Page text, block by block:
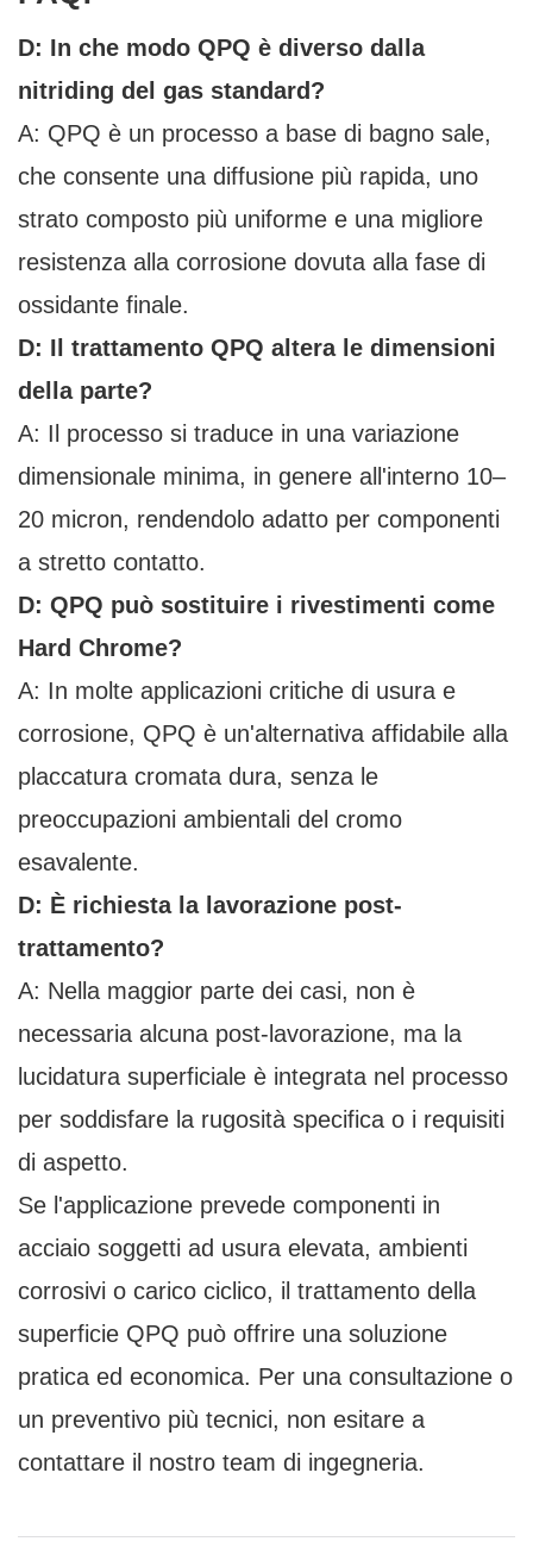
D: In che modo QPQ è diverso dalla
nitriding del gas standard?
A: QPQ è un processo a base di bagno sale,
che consente una diffusione più rapida, uno
strato composto più uniforme e una migliore
resistenza alla corrosione dovuta alla fase di
ossidante finale.
D: Il trattamento QPQ altera le dimensioni
della parte?
A: Il processo si traduce in una variazione
dimensionale minima, in genere all'interno 10–
20 micron, rendendolo adatto per componenti
a stretto contatto.
D: QPQ può sostituire i rivestimenti come
Hard Chrome?
A: In molte applicazioni critiche di usura e
corrosione, QPQ è un'alternativa affidabile alla
placcatura cromata dura, senza le
preoccupazioni ambientali del cromo
esavalente.
D: È richiesta la lavorazione post-
trattamento?
A: Nella maggior parte dei casi, non è
necessaria alcuna post-lavorazione, ma la
lucidatura superficiale è integrata nel processo
per soddisfare la rugosità specifica o i requisiti
di aspetto.
Se l'applicazione prevede componenti in
acciaio soggetti ad usura elevata, ambienti
corrosivi o carico ciclico, il trattamento della
superficie QPQ può offrire una soluzione
pratica ed economica. Per una consultazione o
un preventivo più tecnici, non esitare a
contattare il nostro team di ingegneria.